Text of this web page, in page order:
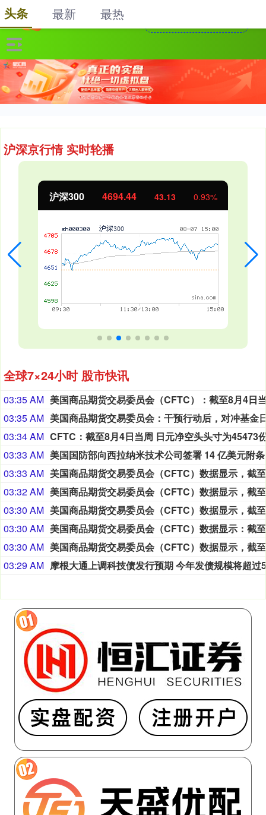
沪深京行情 实时轮播
北证50 1134.24 11.37 1.01%
全球7×24小时 股市快讯
03:35 AM
03:35 AM
03:34 AM
03:33 AM
03:33 AM
03:32 AM
03:30 AM
03:30 AM
03:30 AM
03:29 AM
头条 最新 最热